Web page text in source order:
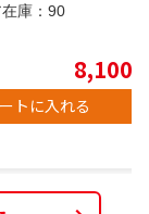
庫： 90
8,100
トに入れる